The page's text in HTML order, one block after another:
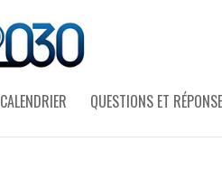
CALENDRIER QUESTIONS ET